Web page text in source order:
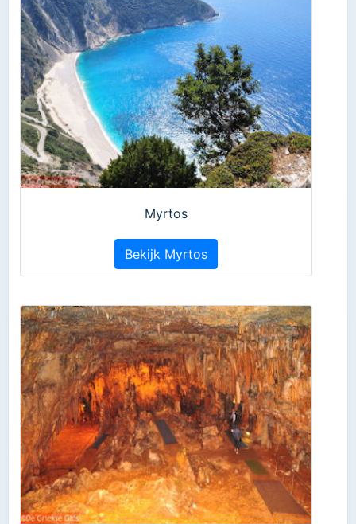
Myrtos
Bekijk Myrtos